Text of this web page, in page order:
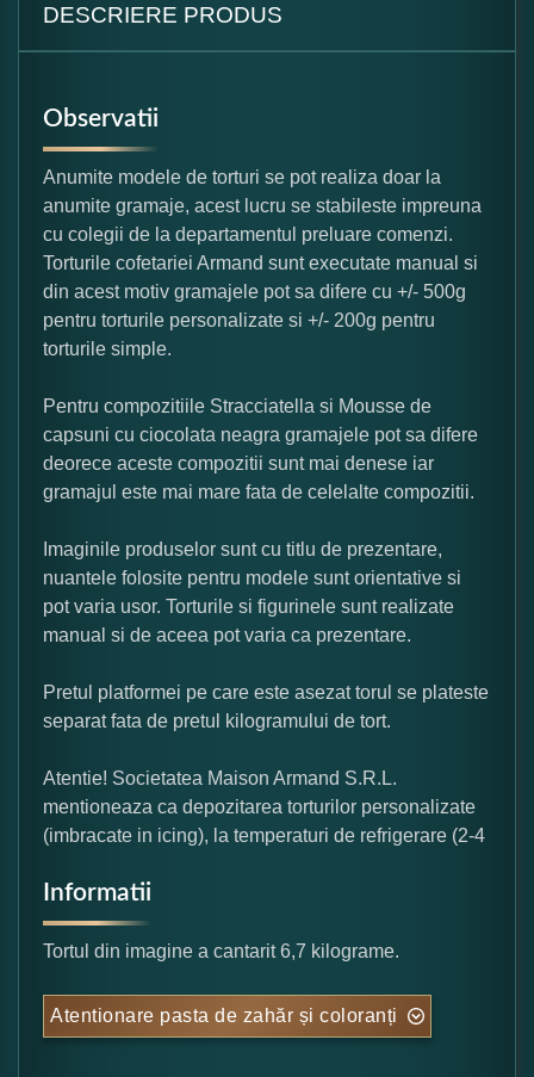
DESCRIERE PRODUS
Observatii
Anumite modele de torturi se pot realiza doar la
anumite gramaje, acest lucru se stabileste impreuna
cu colegii de la departamentul preluare comenzi.
Torturile cofetariei Armand sunt executate manual si
din acest motiv gramajele pot sa difere cu +/- 500g
pentru torturile personalizate si +/- 200g pentru
torturile simple.
Pentru compozitiile Stracciatella si Mousse de
capsuni cu ciocolata neagra gramajele pot sa difere
deorece aceste compozitii sunt mai denese iar
gramajul este mai mare fata de celelalte compozitii.
Imaginile produselor sunt cu titlu de prezentare,
nuantele folosite pentru modele sunt orientative si
pot varia usor. Torturile si figurinele sunt realizate
manual si de aceea pot varia ca prezentare.
Pretul platformei pe care este asezat torul se plateste
separat fata de pretul kilogramului de tort.
Atentie! Societatea Maison Armand S.R.L.
mentioneaza ca depozitarea torturilor personalizate
(imbracate in icing), la temperaturi de refrigerare (2-4
Informatii
Tortul din imagine a cantarit 6,7 kilograme.
Atentionare pasta de zahăr și coloranți